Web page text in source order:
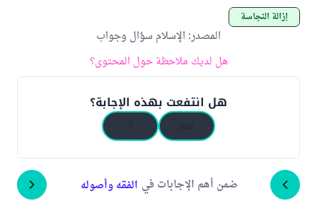
إزالة النجاسة
المصدر: الإسلام سؤال وجواب
هل لديك ملاحظة حول المحتوى؟
هل انتفعت بهذه الإجابة؟
ضمن أهم الإجابات في الفقه وأصوله